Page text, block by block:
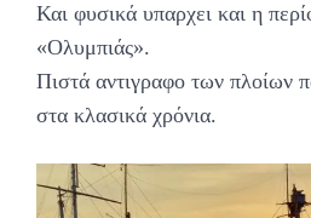
Και φυσικά υπαρχει και η
«Ολυμπιάς».
Πιστά αντιγραφο των πλοίων
στα κλασικά χρόνια.